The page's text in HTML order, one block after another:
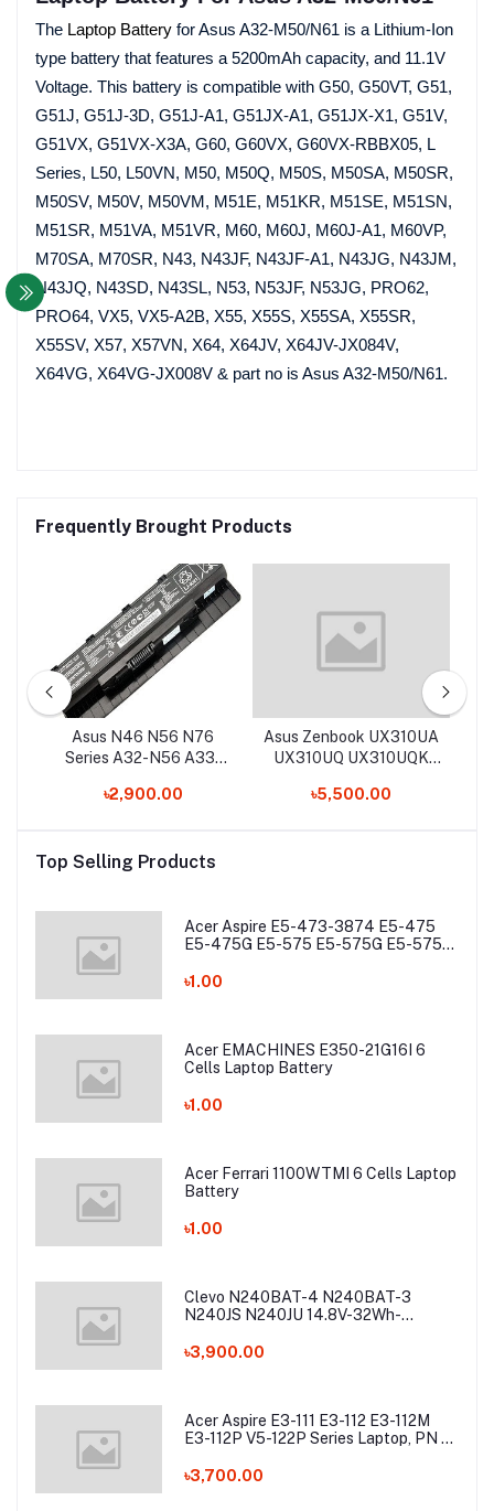
The Laptop Battery for Asus A32-M50/N61 is a Lithium-Ion
type battery that features a 5200mAh capacity, and 11.1V
Voltage. This battery is compatible with G50, G50VT, G51,
G51J, G51J-3D, G51J-A1, G51JX-A1, G51JX-X1, G51V,
G51VX, G51VX-X3A, G60, G60VX, G60VX-RBBX05, L
Series, L50, L50VN, M50, M50Q, M50S, M50SA, M50SR,
M50SV, M50V, M50VM, M51E, M51KR, M51SE, M51SN,
M51SR, M51VA, M51VR, M60, M60J, M60J-A1, M60VP,
M70SA, M70SR, N43, N43JF, N43JF-A1, N43JG, N43JM,
N43JQ, N43SD, N43SL, N53, N53JF, N53JG, PRO62,
PRO64, VX5, VX5-A2B, X55, X55S, X55SA, X55SR,
X55SV, X57, X57VN, X64, X64JV, X64JV-JX084V,
X64VG, X64VG-JX008V & part no is Asus A32-M50/N61.
Frequently Brought Products
Asus N46 N56 N76
Series A32-N56 A33-
Battery
৳2,900.00
Asus Zenbook UX310UA
UX310UQ UX310UQK
UX410UQK 0B200-
৳5,500.00
Top Selling Products
Acer Aspire E5-473-3874 E5-475
E5-475G E5-575 E5-575G E5-575T
Battery
৳1.00
Acer EMACHINES E350-21G16I 6
Cells Laptop Battery
৳1.00
Acer Ferrari 1100WTMI 6 Cells Laptop
Battery
৳1.00
Clevo N240BAT-4 N240BAT-3
N240JS N240JU 14.8V-32Wh-
৳3,900.00
Acer Aspire E3-111 E3-112 E3-112M
E3-112P V5-122P Series Laptop, PN -
৳3,700.00